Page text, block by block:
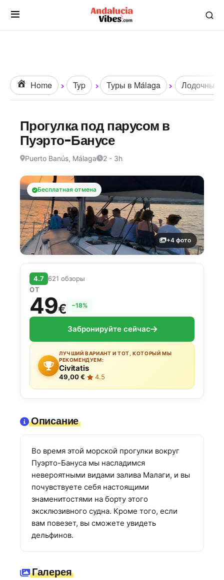
Home Typ Туры в Málaga Лодочные
Прогулка под парусом в
Пуэрто-Банусе
Puerto Banús, Málaga 2 - 3h
Бесплатная отмена
+4 фото
4.7 621 обзоры
ОТ
49€ −18%
Забронируйте сейчас
ЛУЧШИЙ ВАРИАНТ И ТОТ, КОТОРЫЙ МЫ
РЕКОМЕНДУЕМ:
Civitatis
49,00 €· 4.5
Описание
Во время этой морской прогулки вокруг
Пуэрто-Бануса мы насладимся
невероятными видами залива Малаги, и вы
почувствуете себя настоящими
знаменитостями на борту этого
эксклюзивного судна. Кроме того, если
вам повезет, вы сможете увидеть
дельфинов.
Галерея